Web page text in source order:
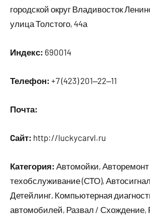
городской округ Владивосток
улица Толстого, 44а
Индекс: 690014
Телефон: +7 (423) 201‒22‒11
Почта:
Cайт: http://luckycarvl.ru
Категория: Автомойки, Авторемонт
техобслуживание (СТО),
Детейлинг, Компьютерная
автомобилей, Развал / Схождение,